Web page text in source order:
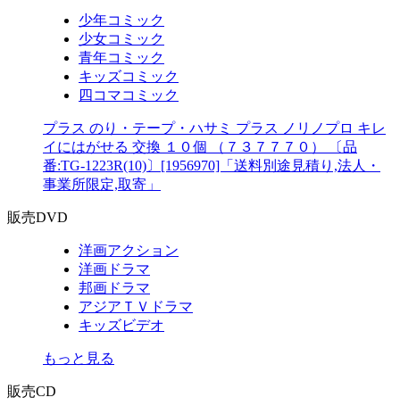
少年コミック
少女コミック
青年コミック
キッズコミック
四コマコミック
プラス のり・テープ・ハサミ プラス ノリノプロ キレ
イにはがせる 交換 １０個 （７３７７７０） 〔品
番:TG-1223R(10)〕[1956970]「送料別途見積り,法人・
事業所限定,取寄」
販売DVD
洋画アクション
洋画ドラマ
邦画ドラマ
アジアＴＶドラマ
キッズビデオ
もっと見る
販売CD